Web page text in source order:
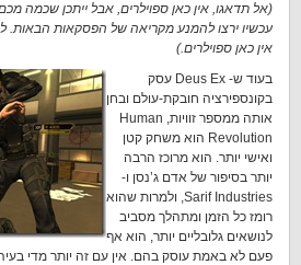
(אל תדאגו, אין כאן ספוילרים, אבל ייתכן שכמה
עכשיו ירצו להמנע מקריאה של הפסקאות הבאות.
אין כאן ספוילרים.)
בעוד ש- Deus Ex עסק
בקונספירציה חובקת-עולם ובחן
אותה ממספר זוויות, Human
Revolution הוא משחק קטן
ואישי יותר. הוא מרוכז הרבה
יותר בסיפור של אדם ג’נסן ו-
Sarif Industries, ולמרות שהוא
רומז כל הזמן ומתהלך מסביב
לנושאים גלובליים יותר, הוא אף
פעם לא באמת עוסק בהם. אין עם זה יותר מדי